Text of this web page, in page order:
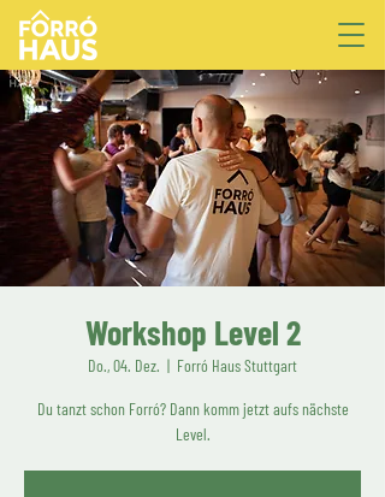
Workshop Level 2
Do., 04. Dez.
  |
Forró Haus Stuttgart
Du tanzt schon Forró? Dann komm jetzt aufs nächste
Level.